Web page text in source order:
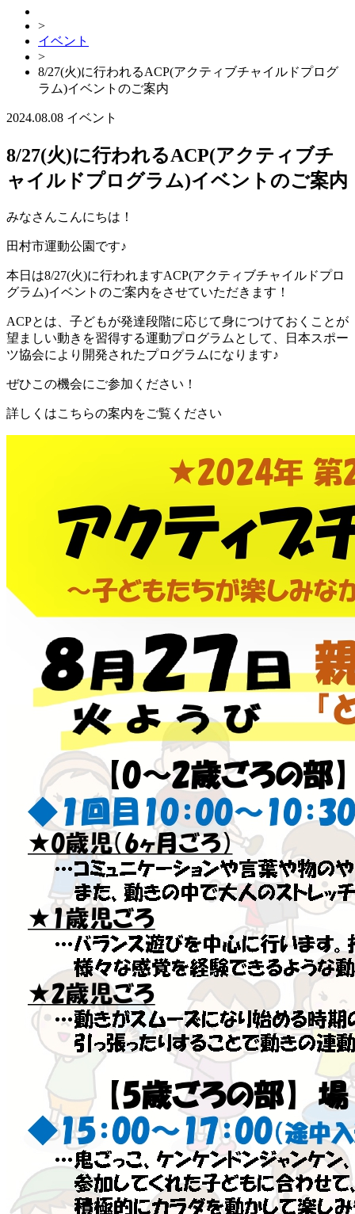
>
イベント
>
8/27(火)に行われるACP(アクティブチャイルドプログ
ラム)イベントのご案内
2024.08.08 イベント
8/27(火)に行われるACP(アクティブチ
ャイルドプログラム)イベントのご案内
みなさんこんにちは！
田村市運動公園です♪
本日は8/27(火)に行われますACP(アクティブチャイルドプロ
グラム)イベントのご案内をさせていただきます！
ACPとは、 子どもが発達段階に応じて身につけておくことが
望ましい動きを習得する運動プログラムとして、日本スポー
ツ協会により開発されたプログラムになります♪
ぜひこの機会にご参加ください！
詳しくはこちらの案内をご覧ください